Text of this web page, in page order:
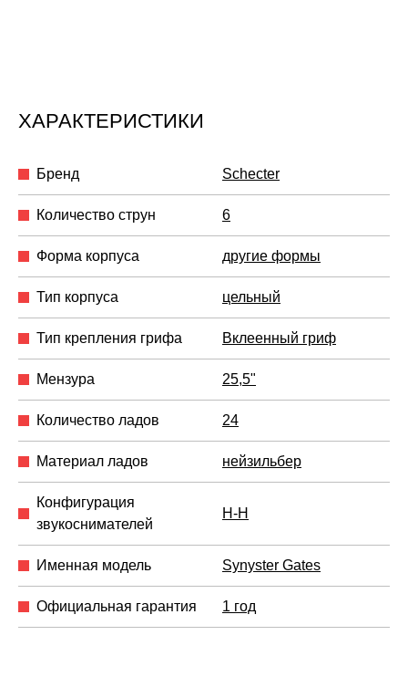
ХАРАКТЕРИСТИКИ
Бренд Schecter
Количество струн 6
Форма корпуса другие формы
Тип корпуса цельный
Тип крепления грифа Вклеенный гриф
Мензура 25,5"
Количество ладов 24
Материал ладов нейзильбер
Конфигурация
звукоснимателей
H-H
Именная модель Synyster Gates
Официальная гарантия 1 год